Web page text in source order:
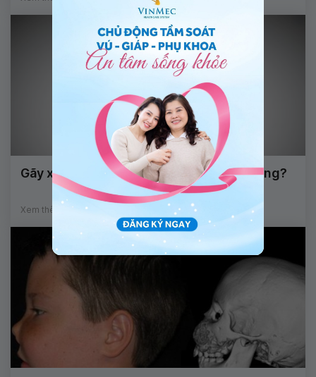
Gãy xương gò má có cần phẫu thuật không?
Xem thêm